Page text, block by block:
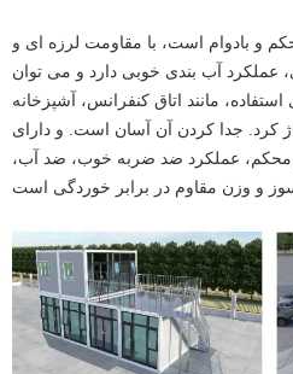
و بادوام است، با مقاومت لرزه ای و
عملکرد آب بندی خوبی دارد و می توان
مانند اتاق کنفرانس، آشپزخانه
کرد. جدا کردن آن آسان است. و دارای
و محکم، عملکرد ضد ضربه خوب، ضد آب،